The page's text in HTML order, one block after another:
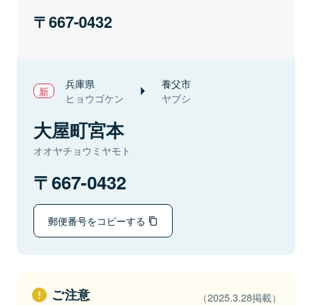
667-0432
兵庫県
ヒョウゴケン
養父市
ヤブシ
大屋町宮本
オオヤチョウミヤモト
667-0432
郵便番号をコピーする
ご注意 （2025.3.28掲載）